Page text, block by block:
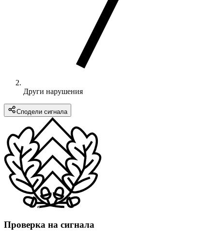
Други нарушения
Сподели сигнала
Проверка на сигнала